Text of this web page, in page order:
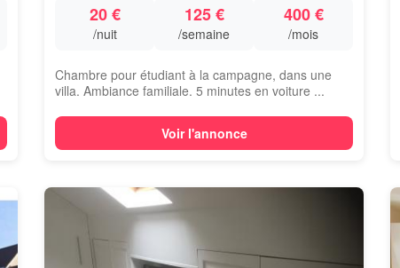
20 €
/nuit
125 €
/semaine
400 €
/mois
Chambre pour étudiant à la campagne, dans une
villa. Ambiance familiale. 5 minutes en voiture ...
Voir l'annonce